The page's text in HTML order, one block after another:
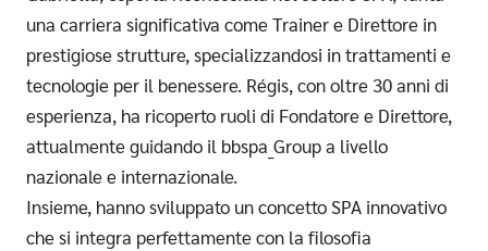
una carriera significativa come Trainer e Direttore in
prestigiose strutture, specializzandosi in trattamenti e
tecnologie per il benessere. Régis, con oltre 30 anni di
esperienza, ha ricoperto ruoli di Fondatore e Direttore,
attualmente guidando il bbspa_Group a livello
nazionale e internazionale.
Insieme, hanno sviluppato un concetto SPA innovativo
che si integra perfettamente con la filosofia